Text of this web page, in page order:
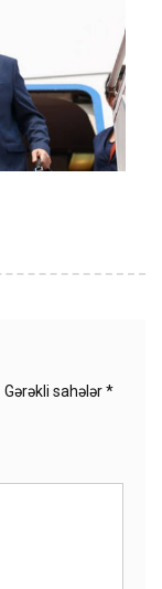
Gərəkli sahələr*